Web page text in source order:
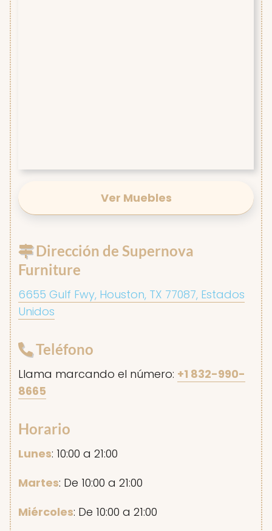
Ver Muebles
Dirección de Supernova
Furniture
6655 Gulf Fwy, Houston, TX 77087, Estados
Unidos
Teléfono
Llama marcando el número: +1 832-990-
8665
Horario
Lunes: 10:00 a 21:00
Martes: De 10:00 a 21:00
Miércoles: De 10:00 a 21:00